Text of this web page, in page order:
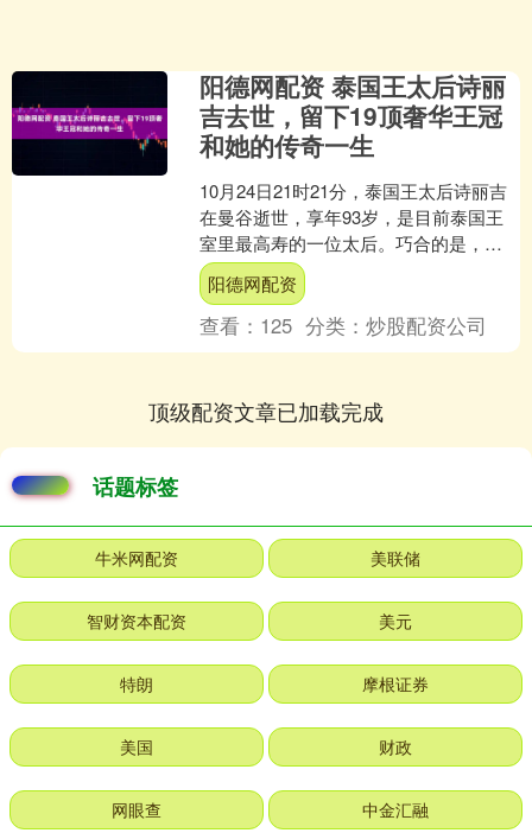
阳德网配资 泰国王太后诗丽
吉去世，留下19顶奢华王冠
和她的传奇一生
10月24日21时21分，泰国王太后诗丽吉
在曼谷逝世，享年93岁，是目前泰国王
室里最高寿的一位太后。巧合的是，在
九年前的2016年10月13日，王太后的丈
夫拉玛....
阳德网配资
查看： 125 分类：炒股配资公司
顶级配资文章已加载完成
话题标签
牛米网配资 美联储
智财资本配资 美元
特朗 摩根证券
美国 财政
网眼查 中金汇融